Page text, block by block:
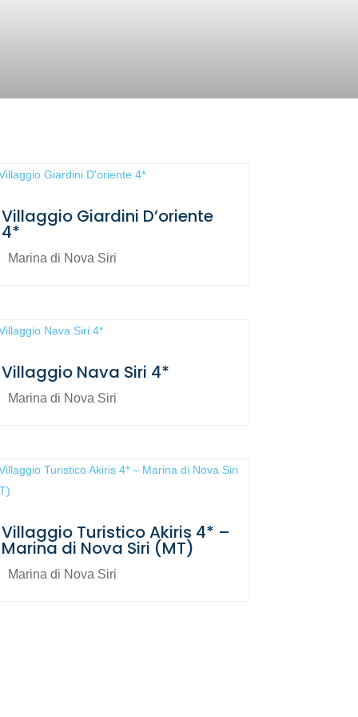
Villaggio Giardini D’oriente
4*
Marina di Nova Siri
Villaggio Nava Siri 4*
Marina di Nova Siri
Villaggio Turistico Akiris 4* –
Marina di Nova Siri (MT)
Marina di Nova Siri